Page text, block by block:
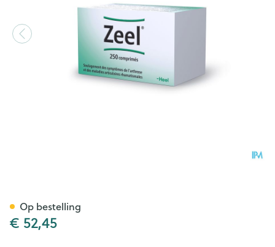
€ 52,45
Op bestelling